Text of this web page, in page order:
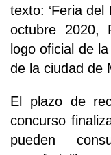
texto: ‘Feria
octubre 2020,
logo oficial de
de la ciudad de
El plazo de
concurso
pueden